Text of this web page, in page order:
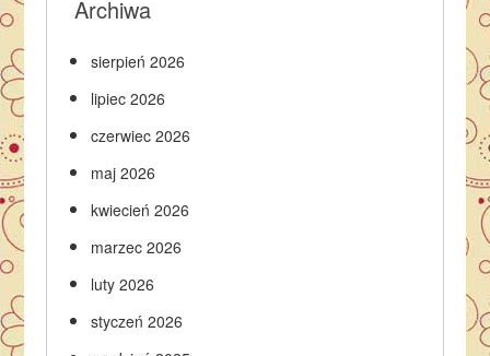
Archiwa
sierpień 2026
lipiec 2026
czerwiec 2026
maj 2026
kwiecień 2026
marzec 2026
luty 2026
styczeń 2026